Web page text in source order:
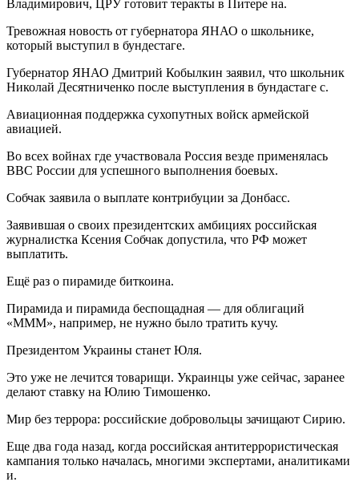
Владимирович, ЦРУ готовит теракты в Питере на.
Тревожная новость от губернатора ЯНАО о школьнике,
который выступил в бундестаге.
Губернатор ЯНАО Дмитрий Кобылкин заявил, что школьник
Николай Десятниченко после выступления в бундастаге с.
Авиационная поддержка сухопутных войск армейской
авиацией.
Во всех войнах где участвовала Россия везде применялась
ВВС России для успешного выполнения боевых.
Собчак заявила о выплате контрибуции за Донбасс.
Заявившая о своих президентских амбициях российская
журналистка Ксения Собчак допустила, что РФ может
выплатить.
Ещё раз о пирамиде биткоина.
Пирамида и пирамида беспощадная — для облигаций
«МММ», например, не нужно было тратить кучу.
Президентом Украины станет Юля.
Это уже не лечится товарищи. Украинцы уже сейчас, заранее
делают ставку на Юлию Тимошенко.
Мир без террора: российские добровольцы зачищают Сирию.
Еще два года назад, когда российская антитеррористическая
кампания только началась, многими экспертами, аналитиками
и.